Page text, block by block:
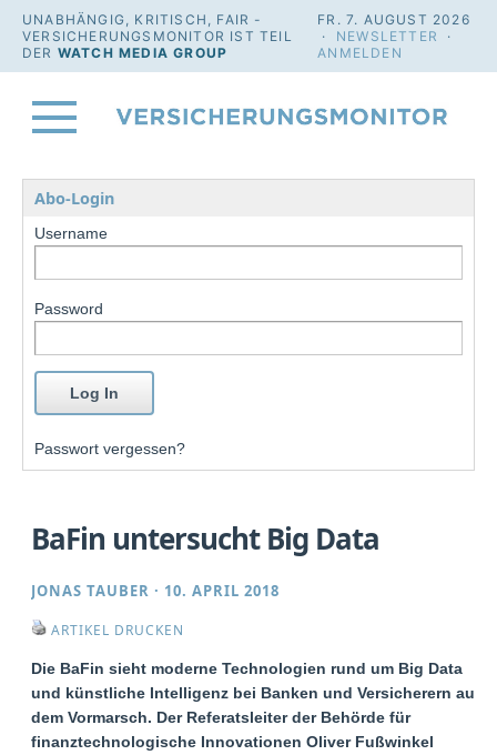
UNABHÄNGIG, KRITISCH, FAIR -
VERSICHERUNGSMONITOR IST TEIL
DER WATCH MEDIA GROUP
FR. 7. AUGUST 2026
· NEWSLETTER
·
ANMELDEN
Abo-Login
Username
Password
Passwort vergessen?
BaFin untersucht Big Data
JONAS TAUBER · 10. APRIL 2018
ARTIKEL DRUCKEN
Die BaFin sieht moderne Technologien rund um Big Data
und künstliche Intelligenz bei Banken und Versicherern auf
dem Vormarsch. Der Referatsleiter der Behörde für
finanztechnologische Innovationen Oliver Fußwinkel